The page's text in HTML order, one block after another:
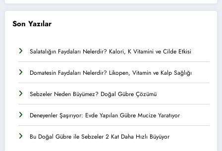
Son Yazılar
Salatalığın Faydaları Nelerdir? Kalori, K Vitamini ve Cilde Etkisi
Domatesin Faydaları Nelerdir? Likopen, Vitamin ve Kalp Sağlığı
Sebzeler Neden Büyümez? Doğal Gübre Çözümü
Deneyenler Şaşırıyor: Evde Yapılan Gübre Mucize Yaratıyor
Bu Doğal Gübre ile Sebzeler 2 Kat Daha Hızlı Büyüyor